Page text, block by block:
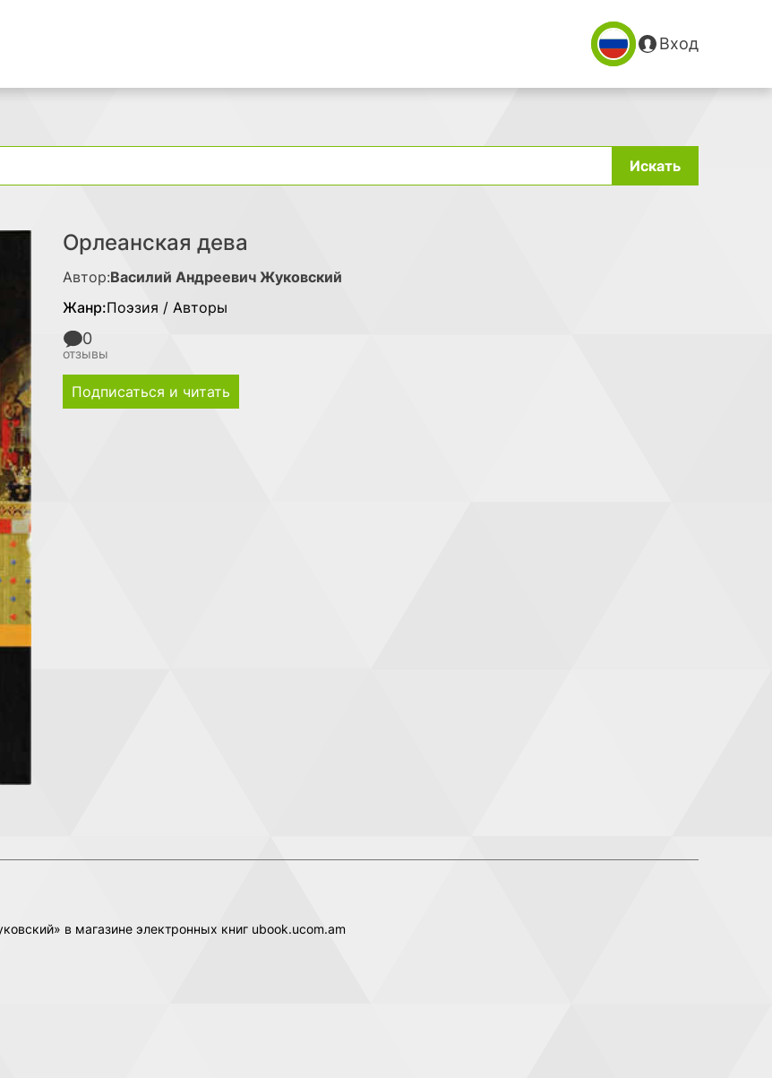
Вход
Искать
Орлеанская дева
Автор:Василий Андреевич Жуковский
Жанр:Поэзия / Авторы
0
отзывы
Подписаться и читать
в магазине электронных книг ubook.ucom.am